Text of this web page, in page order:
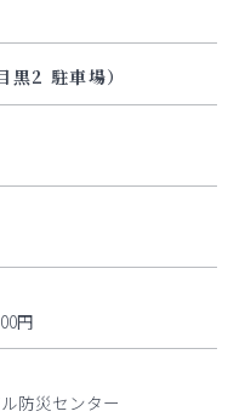
黒2 駐車場）
円
防災センター